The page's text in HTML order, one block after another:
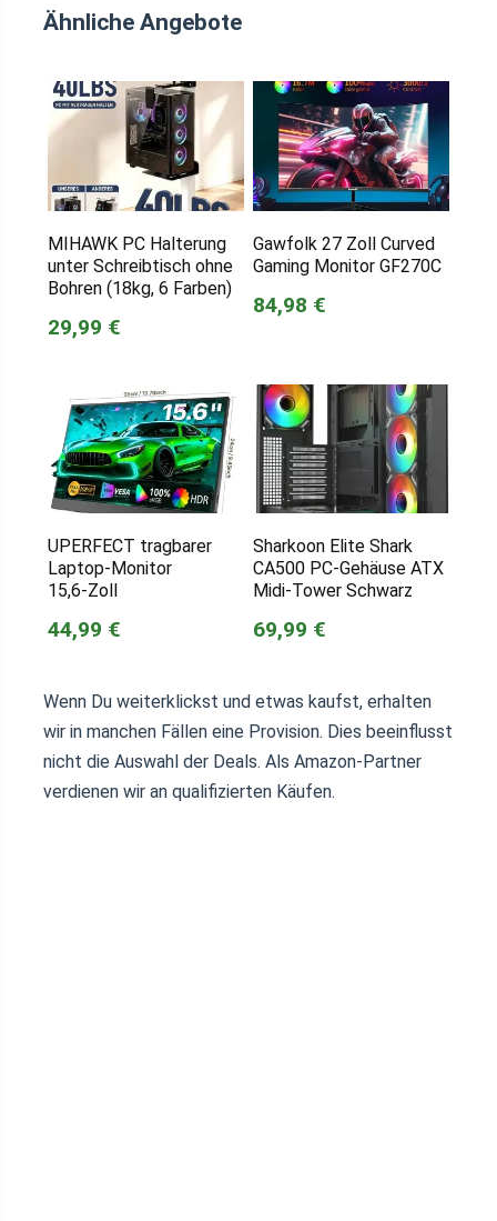
Ähnliche Angebote
MIHAWK PC Halterung
unter Schreibtisch ohne
Bohren (18kg, 6 Farben)
29,99 €
Gawfolk 27 Zoll Curved
Gaming Monitor GF270C
84,98 €
UPERFECT tragbarer
Laptop-Monitor
15,6‑Zoll
44,99 €
Sharkoon Elite Shark
CA500 PC-Gehäuse ATX
Midi-Tower Schwarz
69,99 €
Wenn Du weiterklickst und etwas kaufst, erhalten
wir in manchen Fällen eine Provision. Dies beeinflusst
nicht die Auswahl der Deals. Als Amazon-Partner
verdienen wir an qualifizierten Käufen.